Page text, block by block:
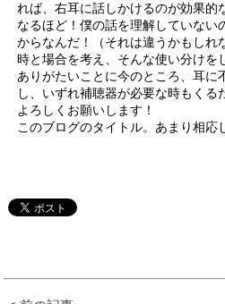
れば、右耳に話しかけるのが効果的
なるほど！僕の話を理解していない
からなんだ！（それは違うかもしれ
時と場合を考え、そんな使い分けを
ありがたいことに今のところ、耳に
し、いずれ補聴器が必要な時もく
よろしくお願いします！
このブログのタイトル。あまり相応